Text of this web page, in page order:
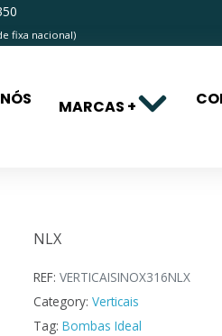
fixa nacional)
MARCAS +
NLX
REF: VERTICAISINOX316NLX
Category: Verticais
Tag: Bombas Ideal